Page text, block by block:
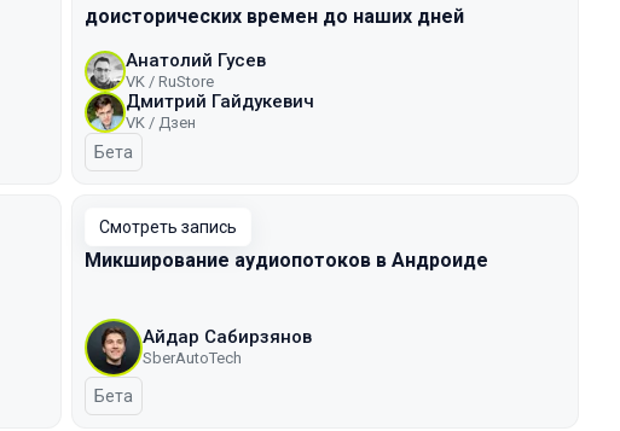
доисторических времен до наших дней
Анатолий Гусев
VK / RuStore
Дмитрий Гайдукевич
VK / Дзен
Бета
Смотреть запись
Микширование аудиопотоков в Андроиде
Айдар Сабирзянов
SberAutoTech
Бета